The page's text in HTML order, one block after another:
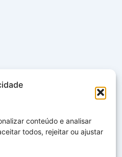
conteúdo e analisar
todos, rejeitar ou ajustar